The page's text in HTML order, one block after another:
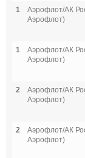
1
Аэрофлот/АК
Аэрофлот)
1
Аэрофлот/АК
Аэрофлот)
2
Аэрофлот/АК
Аэрофлот)
2
Аэрофлот/АК
Аэрофлот)